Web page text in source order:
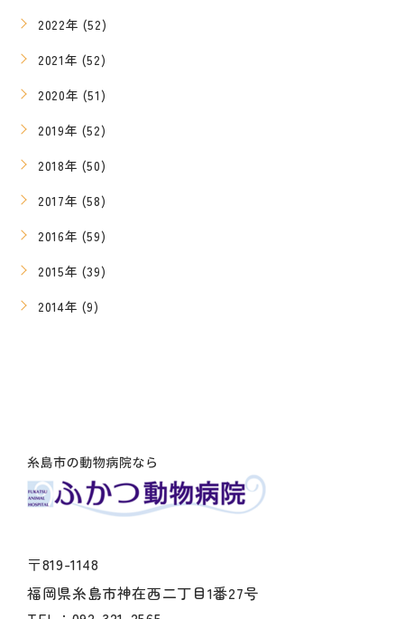
2022年 (52)
2021年 (52)
2020年 (51)
2019年 (52)
2018年 (50)
2017年 (58)
2016年 (59)
2015年 (39)
2014年 (9)
〒819-1148
福岡県糸島市神在西二丁目1番27号